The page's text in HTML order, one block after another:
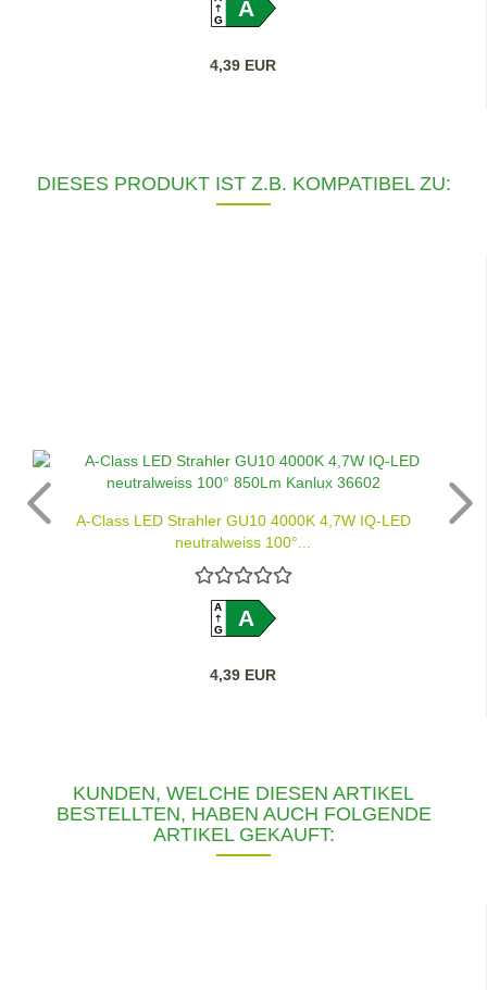
GA
4,39 EUR
DIESES PRODUKT IST Z.B. KOMPATIBEL ZU:
A-Class LED Strahler GU10 4000K 4,7W IQ-LED
neutralweiss 100°...
A
GA
4,39 EUR
KUNDEN, WELCHE DIESEN ARTIKEL
BESTELLTEN, HABEN AUCH FOLGENDE
ARTIKEL GEKAUFT: